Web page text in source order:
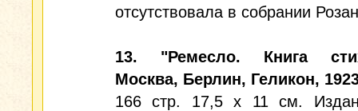
отсутствовала в собрании
13. "Ремесло. Книга
Москва, Берлин, Геликон,
166 стр. 17,5 х 11 см.